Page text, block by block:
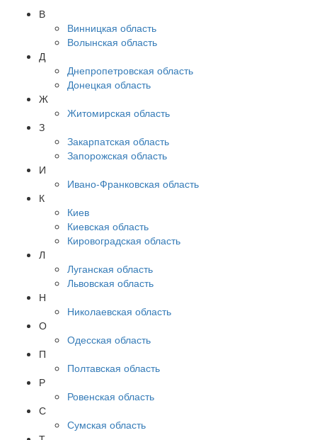
В
Винницкая область
Волынская область
Д
Днепропетровская область
Донецкая область
Ж
Житомирская область
З
Закарпатская область
Запорожская область
И
Ивано-Франковская область
К
Киев
Киевская область
Кировоградская область
Л
Луганская область
Львовская область
Н
Николаевская область
О
Одесская область
П
Полтавская область
Р
Ровенская область
С
Сумская область